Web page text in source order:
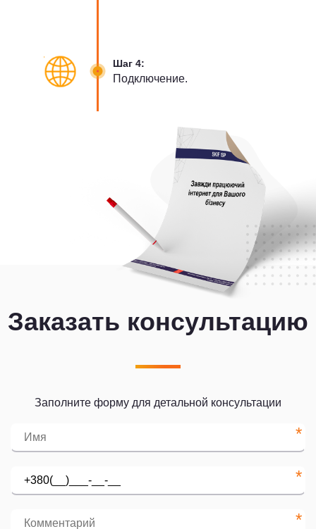
Шаг 4:
Подключение.
Заказать консультацию
Заполните форму для детальной консультации
*
*
*